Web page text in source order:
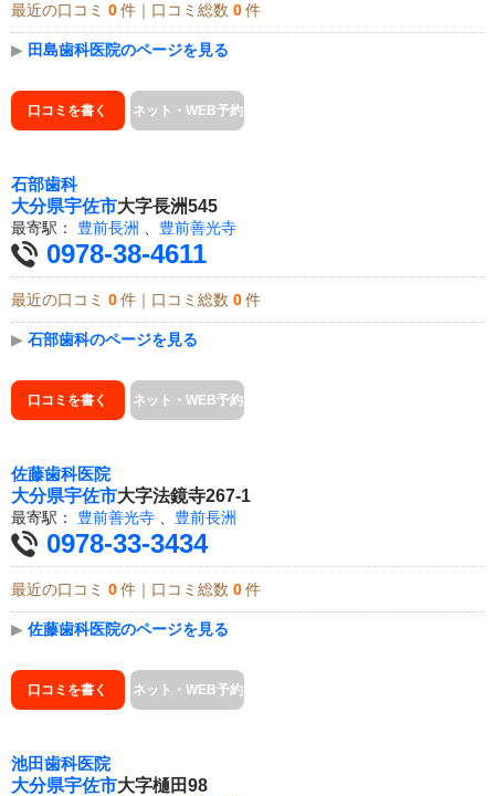
最近の口コミ 0 件｜口コミ総数 0 件
▶ 田島歯科医院のページを見る
口コミを書く ネット・WEB予約
石部歯科
大分県宇佐市大字長洲545
最寄駅： 豊前長洲 、 豊前善光寺
0978-38-4611
最近の口コミ 0 件｜口コミ総数 0 件
▶ 石部歯科のページを見る
口コミを書く ネット・WEB予約
佐藤歯科医院
大分県宇佐市大字法鏡寺267-1
最寄駅： 豊前善光寺 豊前長洲
0978-33-3434
最近の口コミ 0 件｜口コミ総数 0 件
▶ 佐藤歯科医院のページを見る
口コミを書く ネット・WEB予約
池田歯科医院
大分県宇佐市大字樋田98